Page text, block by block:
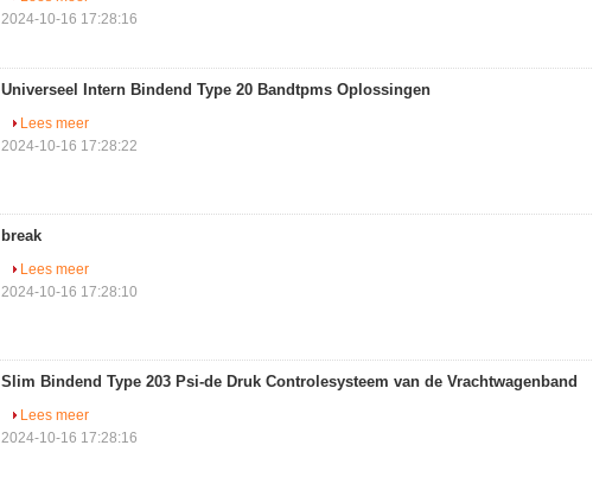
2024-10-16 17:28:16
Universeel Intern Bindend Type 20 Bandtpms Oplossingen
Lees meer
2024-10-16 17:28:22
break
Lees meer
2024-10-16 17:28:10
Slim Bindend Type 203 Psi-de Druk Controlesysteem van de Vrachtwagenband
Lees meer
2024-10-16 17:28:16